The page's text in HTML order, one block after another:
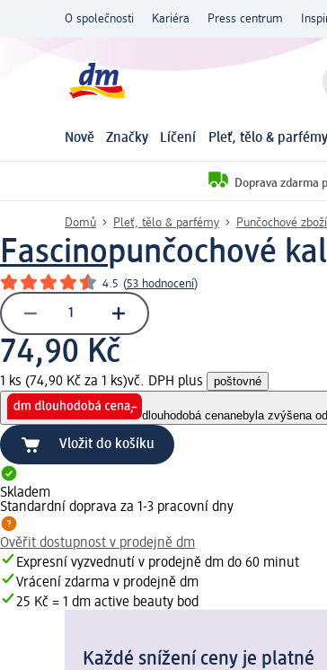
O společnosti Kariéra Press centrum
Nově Značky Líčení Pleť, tělo & parfémy
Doprava zdarma
Domů Pleť, tělo & parfémy Punčochové zboží
Fascinopunčochové
4.5 (53 hodnocení)
74,90 Kč
1 ks (74,90 Kč za 1 ks)vč. DPH plus poštovné
dlouhodobá cenanebyla zvýšena
Vložit do košíku
Skladem
Standardní doprava za 1-3 pracovní dny
Ověřit dostupnost v prodejně dm
Expresní vyzvednutí v prodejně dm do 60 minut
Vrácení zdarma v prodejně dm
25 Kč = 1 dm active beauty bod
Každé snížení ceny je platné